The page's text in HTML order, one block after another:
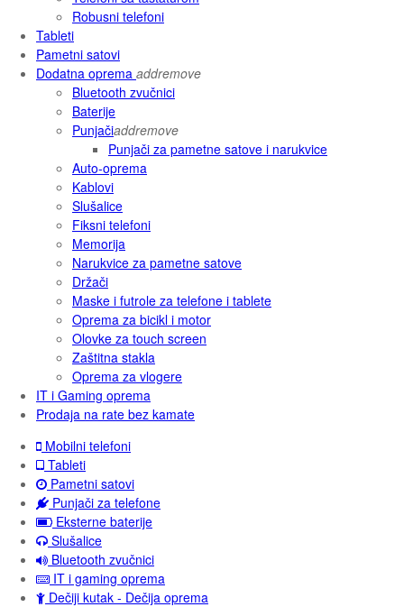
Robusni telefoni
Tableti
Pametni satovi
Dodatna oprema addremove
Bluetooth zvučnici
Baterije
Punjačiaddremove
Punjači za pametne satove i narukvice
Auto-oprema
Kablovi
Slušalice
Fiksni telefoni
Memorija
Narukvice za pametne satove
Držači
Maske i futrole za telefone i tablete
Oprema za bicikl i motor
Olovke za touch screen
Zaštitna stakla
Oprema za vlogere
IT i Gaming oprema
Prodaja na rate bez kamate
Mobilni telefoni
Tableti
Pametni satovi
Punjači za telefone
Eksterne baterije
Slušalice
Bluetooth zvučnici
IT i gaming oprema
Dečiji kutak - Dečija oprema